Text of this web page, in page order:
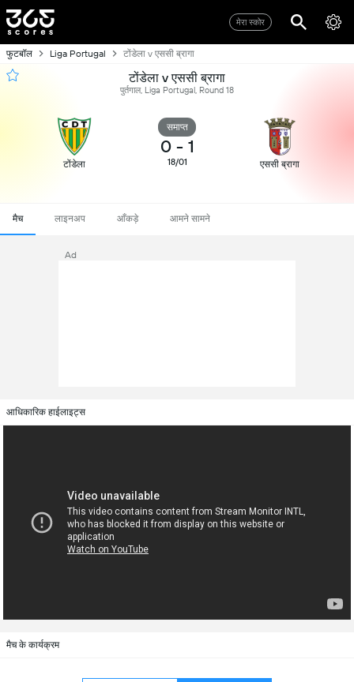
मेरा स्कोर
फुटबॉल Liga Portugal टोंडेला v एससी ब्रागा
टोंडेला v एससी ब्रागा
पुर्तगाल, Liga Portugal, Round 18
टोंडेला
समाप्त
0 - 1
18/01 एससी ब्रागा
मैच लाइनअप आँकड़े आमने सामने
Ad
आधिकारिक हाईलाइट्स
मैच के कार्यक्रम